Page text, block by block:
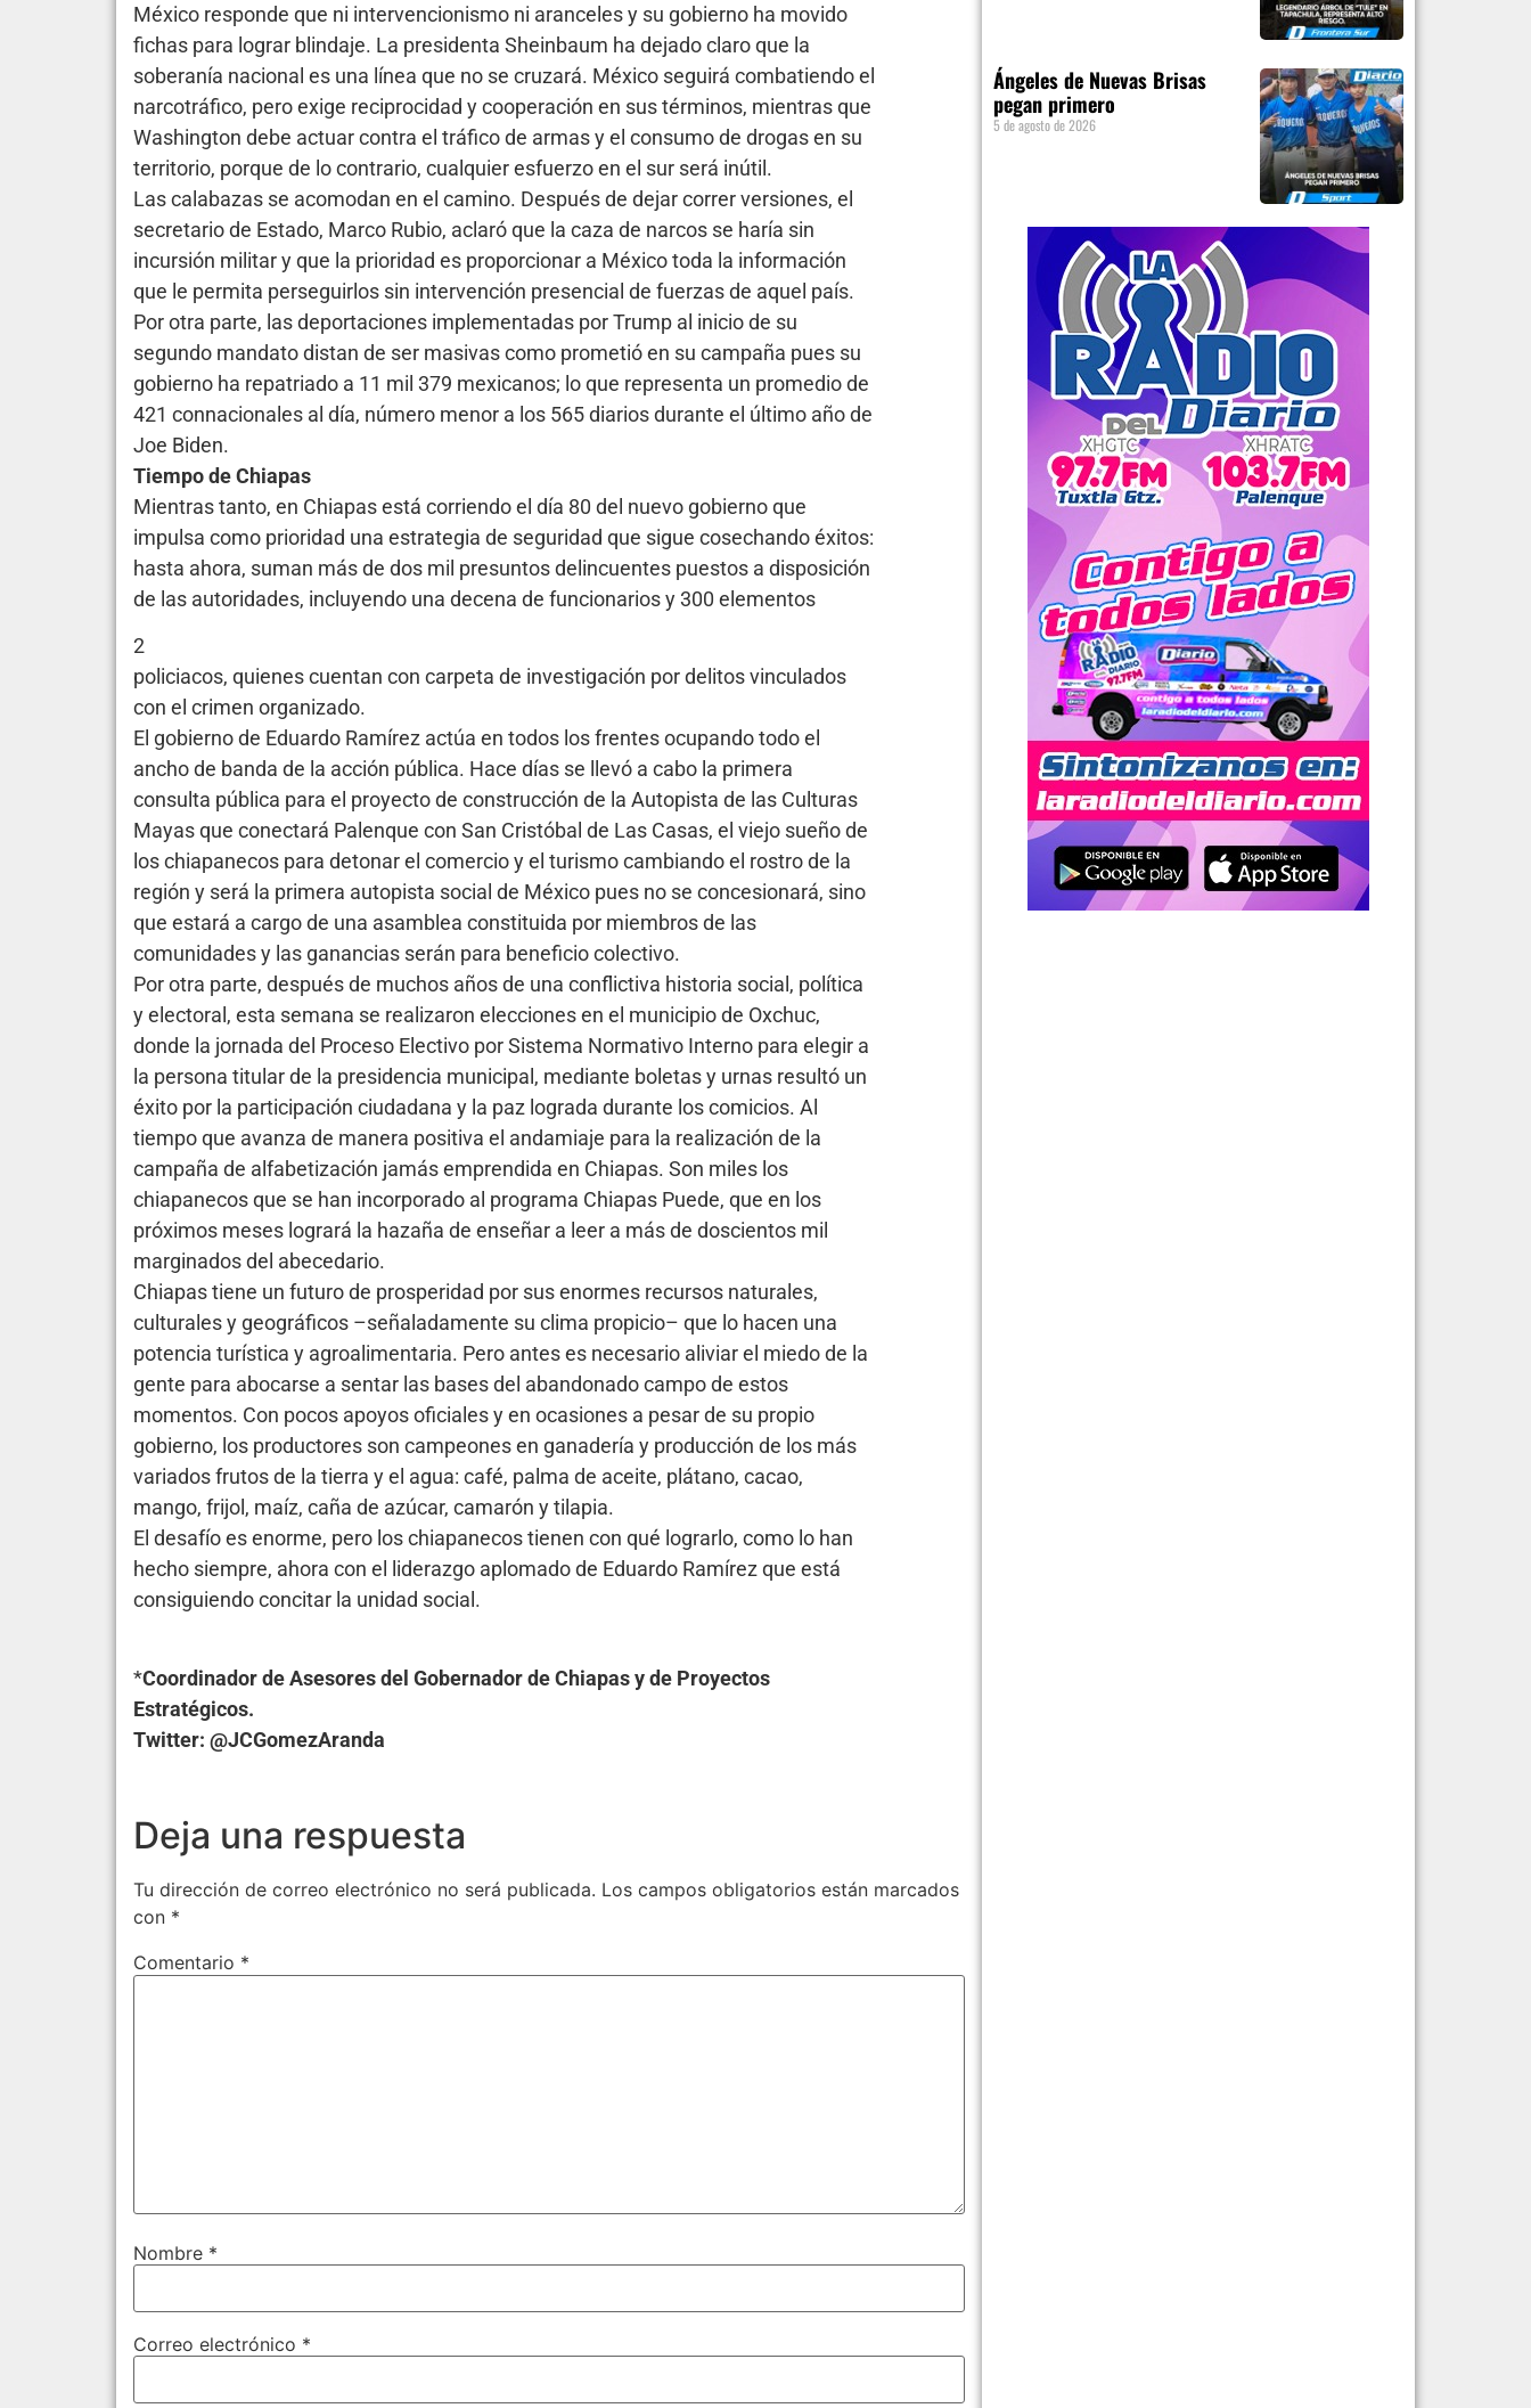
México responde que ni intervencionismo ni aranceles y su gobierno ha movido
fichas para lograr blindaje. La presidenta Sheinbaum ha dejado claro que la
soberanía nacional es una línea que no se cruzará. México seguirá combatiendo el
narcotráfico, pero exige reciprocidad y cooperación en sus términos, mientras que
Washington debe actuar contra el tráfico de armas y el consumo de drogas en su
territorio, porque de lo contrario, cualquier esfuerzo en el sur será inútil.
Las calabazas se acomodan en el camino. Después de dejar correr versiones, el
secretario de Estado, Marco Rubio, aclaró que la caza de narcos se haría sin
incursión militar y que la prioridad es proporcionar a México toda la información
que le permita perseguirlos sin intervención presencial de fuerzas de aquel país.
Por otra parte, las deportaciones implementadas por Trump al inicio de su
segundo mandato distan de ser masivas como prometió en su campaña pues su
gobierno ha repatriado a 11 mil 379 mexicanos; lo que representa un promedio de
421 connacionales al día, número menor a los 565 diarios durante el último año de
Joe Biden.
Tiempo de Chiapas
Mientras tanto, en Chiapas está corriendo el día 80 del nuevo gobierno que
impulsa como prioridad una estrategia de seguridad que sigue cosechando éxitos:
hasta ahora, suman más de dos mil presuntos delincuentes puestos a disposición
de las autoridades, incluyendo una decena de funcionarios y 300 elementos
2
policiacos, quienes cuentan con carpeta de investigación por delitos vinculados
con el crimen organizado.
El gobierno de Eduardo Ramírez actúa en todos los frentes ocupando todo el
ancho de banda de la acción pública. Hace días se llevó a cabo la primera
consulta pública para el proyecto de construcción de la Autopista de las Culturas
Mayas que conectará Palenque con San Cristóbal de Las Casas, el viejo sueño de
los chiapanecos para detonar el comercio y el turismo cambiando el rostro de la
región y será la primera autopista social de México pues no se concesionará, sino
que estará a cargo de una asamblea constituida por miembros de las
comunidades y las ganancias serán para beneficio colectivo.
Por otra parte, después de muchos años de una conflictiva historia social, política
y electoral, esta semana se realizaron elecciones en el municipio de Oxchuc,
donde la jornada del Proceso Electivo por Sistema Normativo Interno para elegir a
la persona titular de la presidencia municipal, mediante boletas y urnas resultó un
éxito por la participación ciudadana y la paz lograda durante los comicios. Al
tiempo que avanza de manera positiva el andamiaje para la realización de la
campaña de alfabetización jamás emprendida en Chiapas. Son miles los
chiapanecos que se han incorporado al programa Chiapas Puede, que en los
próximos meses logrará la hazaña de enseñar a leer a más de doscientos mil
marginados del abecedario.
Chiapas tiene un futuro de prosperidad por sus enormes recursos naturales,
culturales y geográficos –señaladamente su clima propicio– que lo hacen una
potencia turística y agroalimentaria. Pero antes es necesario aliviar el miedo de la
gente para abocarse a sentar las bases del abandonado campo de estos
momentos. Con pocos apoyos oficiales y en ocasiones a pesar de su propio
gobierno, los productores son campeones en ganadería y producción de los más
variados frutos de la tierra y el agua: café, palma de aceite, plátano, cacao,
mango, frijol, maíz, caña de azúcar, camarón y tilapia.
El desafío es enorme, pero los chiapanecos tienen con qué lograrlo, como lo han
hecho siempre, ahora con el liderazgo aplomado de Eduardo Ramírez que está
consiguiendo concitar la unidad social.
*Coordinador de Asesores del Gobernador de Chiapas y de Proyectos
Estratégicos.
Twitter: @JCGomezAranda
Deja una respuesta
Tu dirección de correo electrónico no será publicada. Los campos obligatorios están marcados
con *
Comentario *
Nombre *
Correo electrónico *
Ángeles de Nuevas Brisas
pegan primero
5 de agosto de 2026